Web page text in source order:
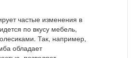
частые изменения в
по вкусу мебель,
Так, например,
обладает